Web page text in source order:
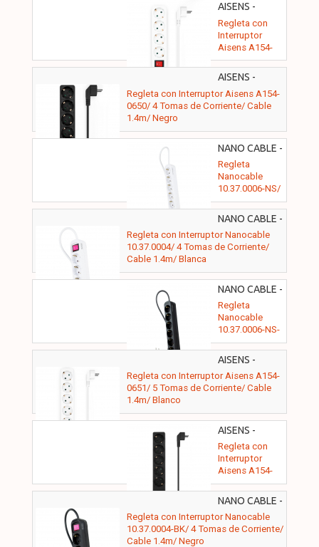
AISENS -
A154-0649
Regleta con
Interruptor
Aisens A154-
0649/ 4 Tomas
de Corriente/
Cable 1.4m/
Blanco
AISENS -
A154-0650
Regleta con Interruptor Aisens A154-
0650/ 4 Tomas de Corriente/ Cable
1.4m/ Negro
NANO CABLE -
10.37.0006-NS
Regleta
Nanocable
10.37.0006-NS/
6 Tomas de
Corriente/
Cable 1.4m/
Blanca
NANO CABLE -
10.37.0004
Regleta con Interruptor Nanocable
10.37.0004/ 4 Tomas de Corriente/
Cable 1.4m/ Blanca
NANO CABLE -
10.37.0006-
NS-BK
Regleta
Nanocable
10.37.0006-NS-
BK/ 6 Tomas de
Corriente/
Cable 1.4m/
Negra
AISENS -
A154-0651
Regleta con Interruptor Aisens A154-
0651/ 5 Tomas de Corriente/ Cable
1.4m/ Blanco
AISENS -
A154-0652
Regleta con
Interruptor
Aisens A154-
0652/ 5 Tomas
de Corriente/
Cable 1.4m/
Negro
NANO CABLE -
10.37.0004-BK
Regleta con Interruptor Nanocable
10.37.0004-BK/ 4 Tomas de Corriente/
Cable 1.4m/ Negro